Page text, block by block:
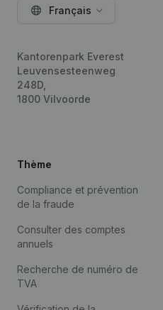
Français
Kantorenpark Everest
Leuvensesteenweg
248D,
1800 Vilvoorde
Thème
Compliance et prévention
de la fraude
Consulter des comptes
annuels
Recherche de numéro de
TVA